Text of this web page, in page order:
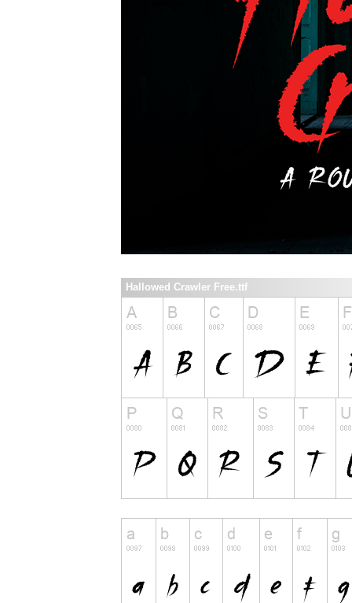
Hallowed Crawler Free.ttf